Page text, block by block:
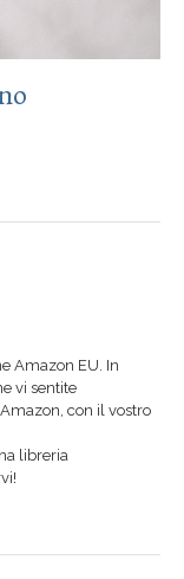
Amazon EU. In
vi sentite
con il vostro
libreria